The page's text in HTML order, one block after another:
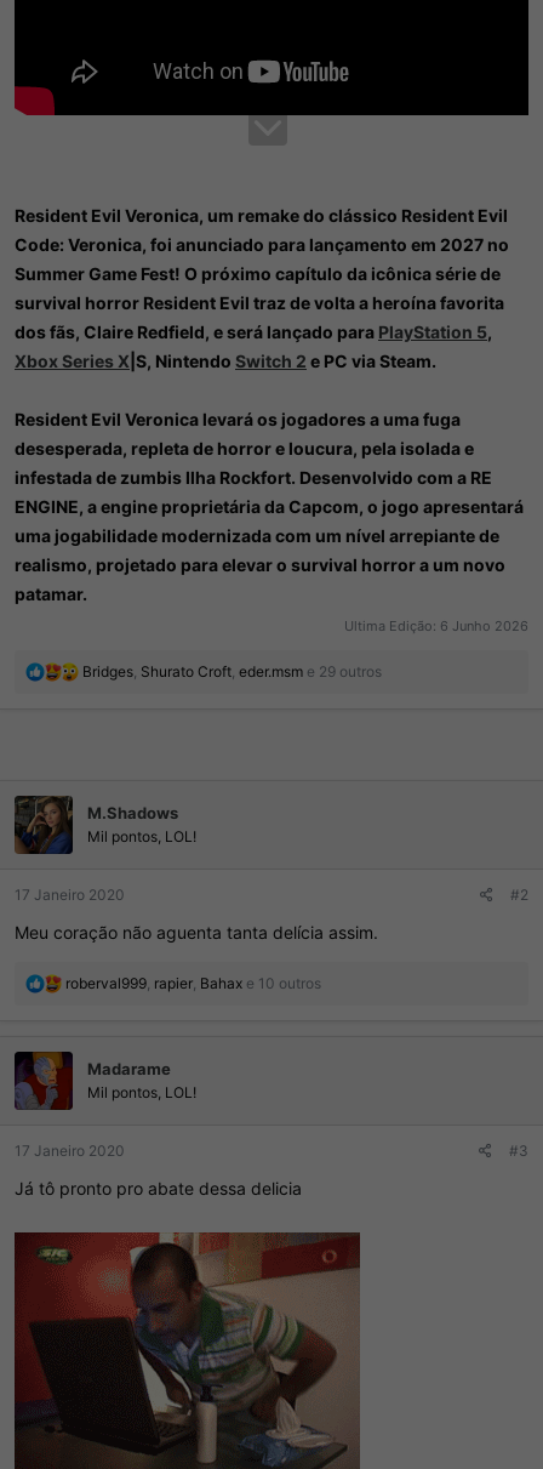
Resident Evil Veronica, um remake do clássico Resident Evil
Code: Veronica, foi anunciado para lançamento em 2027 no
Summer Game Fest! O próximo capítulo da icônica série de
survival horror Resident Evil traz de volta a heroína favorita
dos fãs, Claire Redfield, e será lançado para PlayStation 5,
Xbox Series X |S, Nintendo Switch 2 e PC via Steam.
Resident Evil Veronica levará os jogadores a uma fuga
desesperada, repleta de horror e loucura, pela isolada e
infestada de zumbis Ilha Rockfort. Desenvolvido com a RE
ENGINE, a engine proprietária da Capcom, o jogo apresentará
uma jogabilidade modernizada com um nível arrepiante de
realismo, projetado para elevar o survival horror a um novo
patamar.
Ultima Edição: 6 Junho 2026
R
Bridges Shurato Croft eder.msm e 29 outros
M.Shadows
Mil pontos, LOL!
17 Janeiro 2020 #2
Meu coração não aguenta tanta delícia assim.
R
õ
e
s
roberval999 rapier Bahax e 10 outros
Madarame
Mil pontos, LOL!
17 Janeiro 2020 #3
Já tô pronto pro abate dessa delicia